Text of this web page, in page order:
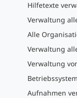
Hilfetexte
Verwaltung
Alle
Verwaltung
Verwaltung
Aufnahmen